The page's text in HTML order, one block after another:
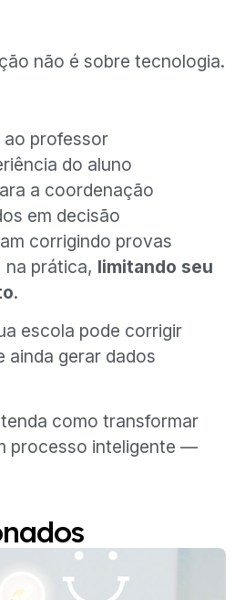
não é sobre tecnologia.
professor
do aluno
a coordenação
em decisão
corrigindo provas
na prática, limitando seu
.
escola pode corrigir
ainda gerar dados
como transformar
processo inteligente —